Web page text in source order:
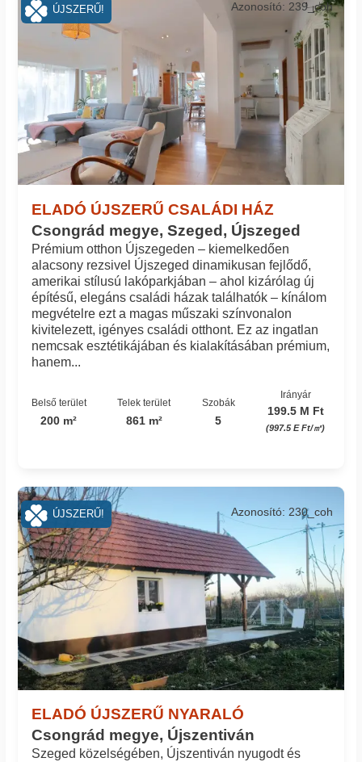
ELADÓ ÚJSZERŰ CSALÁDI HÁZ
Csongrád megye, Szeged, Újszeged
Azonosító: 239_coh
Prémium otthon Újszegeden – kiemelkedően
alacsony rezsivel Újszeged dinamikusan fejlődő,
amerikai stílusú lakóparkjában – ahol kizárólag új
építésű, elegáns családi házak találhatók – kínálom
megvételre ezt a magas műszaki színvonalon
kivitelezett, igényes családi otthont. Ez az ingatlan
nemcsak esztétikájában és kialakításában prémium,
hanem...
Belső terület
200 m²
Telek terület
861 m²
Szobák
5
Irányár
199.5 M Ft
(997.5 E Ft/㎡)
ÚJSZERŰ!
ELADÓ ÚJSZERŰ NYARALÓ
Csongrád megye, Újszentiván
Azonosító: 230_coh
Szeged közelségében, Újszentiván nyugodt és
ÚJSZERŰ!